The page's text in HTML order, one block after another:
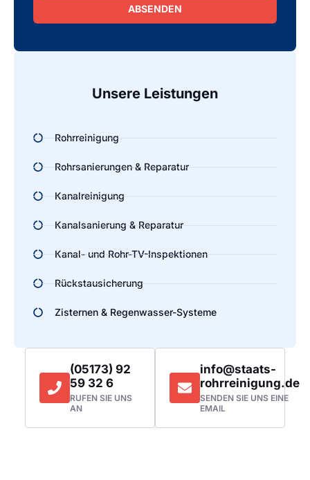
ABSENDEN
Unsere Leistungen
Rohrreinigung
Rohrsanierungen & Reparatur
Kanalreinigung
Kanalsanierung & Reparatur
Kanal- und Rohr-TV-Inspektionen
Rückstausicherung
Zisternen & Regenwasser-Systeme
(05173) 92
59 32 6
RUFEN SIE UNS
AN
info@staats-
rohrreinigung.de
SENDEN SIE UNS EINE
EMAIL